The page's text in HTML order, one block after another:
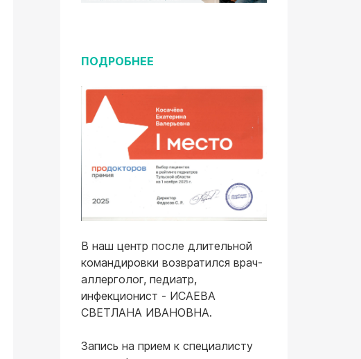
ПОДРОБНЕЕ
В наш центр после длительной
командировки возвратился врач-
аллерголог, педиатр,
инфекционист - ИСАЕВА
СВЕТЛАНА ИВАНОВНА.
Запись на прием к специалисту